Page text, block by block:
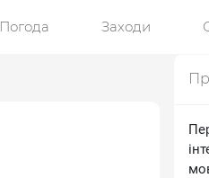
Погода Заходи